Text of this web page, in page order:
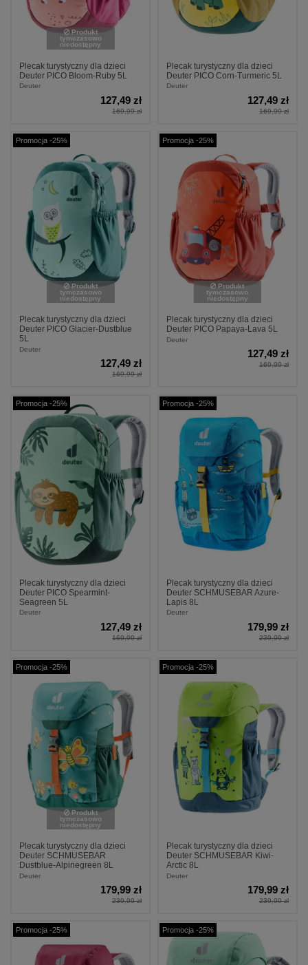
Produkt
tymczasowo
niedostępny
Plecak turystyczny dla dzieci
Deuter PICO Bloom-Ruby 5L
Deuter
127,49 zł
169,99 zł
Plecak turystyczny dla dzieci
Deuter PICO Corn-Turmeric 5L
Deuter
127,49 zł
169,99 zł
Promocja -25%
Produkt
tymczasowo
niedostępny
Plecak turystyczny dla dzieci
Deuter PICO Glacier-Dustblue
5L
Deuter
127,49 zł
169,99 zł
Promocja -25%
Produkt
tymczasowo
niedostępny
Plecak turystyczny dla dzieci
Deuter PICO Papaya-Lava 5L
Deuter
127,49 zł
169,99 zł
Promocja -25%
Plecak turystyczny dla dzieci
Deuter PICO Spearmint-
Seagreen 5L
Deuter
127,49 zł
169,99 zł
Promocja -25%
Plecak turystyczny dla dzieci
Deuter SCHMUSEBAR Azure-
Lapis 8L
Deuter
179,99 zł
239,99 zł
Promocja -25%
Produkt
tymczasowo
niedostępny
Plecak turystyczny dla dzieci
Deuter SCHMUSEBAR
Dustblue-Alpinegreen 8L
Deuter
179,99 zł
239,99 zł
Promocja -25%
Plecak turystyczny dla dzieci
Deuter SCHMUSEBAR Kiwi-
Arctic 8L
Deuter
179,99 zł
239,99 zł
Promocja -25% Promocja -25%